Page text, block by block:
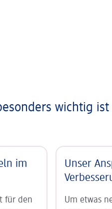
wichtig ist
im
für den
Unser
Um etwas